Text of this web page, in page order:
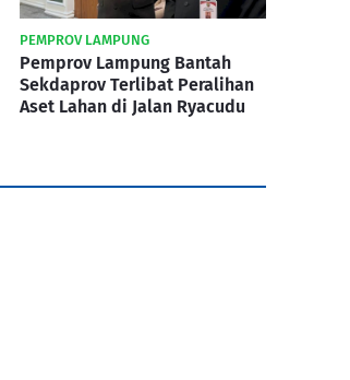
PEMPROV LAMPUNG
Pemprov Lampung Bantah
Sekdaprov Terlibat Peralihan
Aset Lahan di Jalan Ryacudu